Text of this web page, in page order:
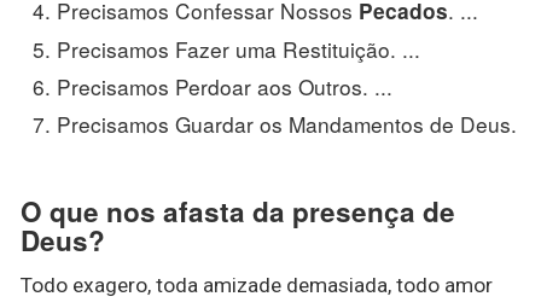
Precisamos Confessar Nossos Pecados. ...
Precisamos Fazer uma Restituição. ...
Precisamos Perdoar aos Outros. ...
Precisamos Guardar os Mandamentos de Deus.
O que nos afasta da presença de
Deus?
Todo exagero, toda amizade demasiada, todo amor